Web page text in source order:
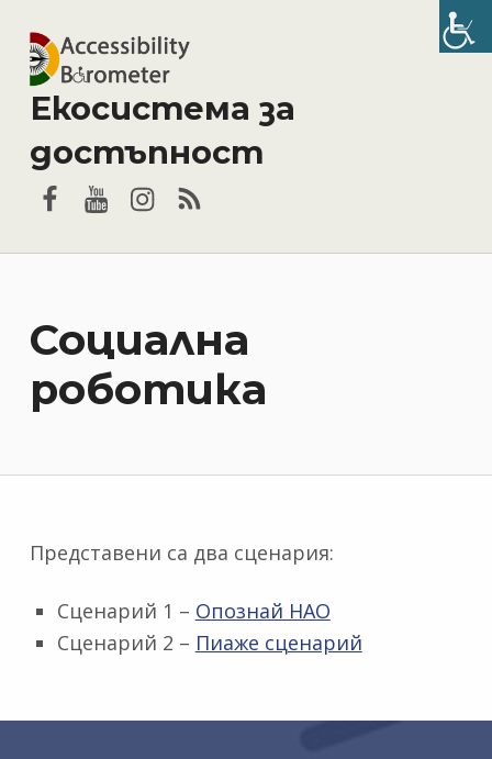
Екосистема за
достъпност
Facebook
YouTube
Instagram
RSS
Социална
роботика
Представени са два сценария:
Сценарий 1 – Опознай НАО
Сценарий 2 – Пиаже сценарий
Skip back to main navigation